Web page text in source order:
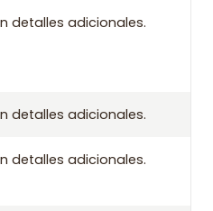
detalles adicionales.
detalles adicionales.
detalles adicionales.